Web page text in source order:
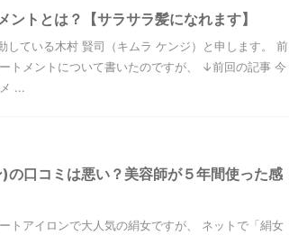
トとは？【サラサラ髪になれます】
している木村 賢司（キムラ ケンジ）と申します。 前
トメントについて書いたのですが、 ↓前回の記事 今
...
口コミは悪い？美容師が５年間使った感
トアイロンで大人気の絹女ですが、 ネットで「絹女